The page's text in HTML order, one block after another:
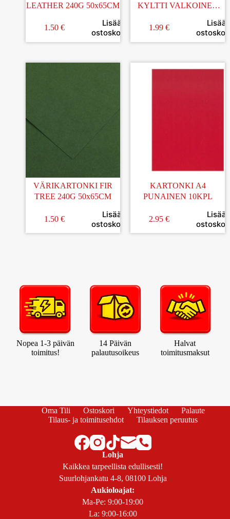
LEATHER 240G 50x65CM
1.50 €
Lisää
ostoskoriin
KYLTTI VALKOINEN
1.99 €
Lisää
VÄRIKARTONKI FIR
TREE 240G 50x65CM
1.50 €
Lisää
ostoskoriin
KARTONKI A4
PUNAINEN 10KPL
2.95 €
Lisää
Nopea 1-3 päivän
toimitus!
14 Päivän
palautusoikeus
Halvat
toimitusmaksut
Oma Tili Ostoskori Yhteystiedot
Palaute
Tilaus- ja toimitusehdot
Tilauksen peruutus
Lohja
Kaikkea tarpeellista edullisesti!
Suurlohjankatu 4-8, 08100 Lohja
Aukioloajat:
Ma-Pe: 9:00-19:00
La: 9:00-16:00